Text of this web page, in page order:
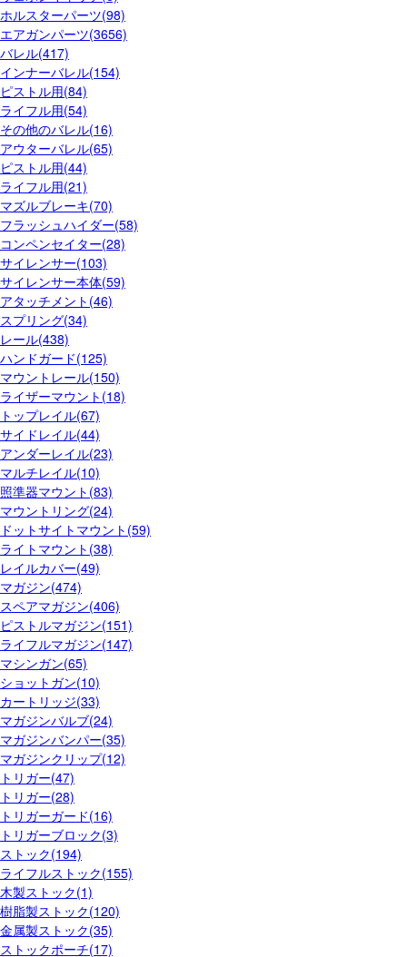
ホルスターパーツ(98)
エアガンパーツ(3656)
バレル(417)
インナーバレル(154)
ピストル用(84)
ライフル用(54)
その他のバレル(16)
アウターバレル(65)
ピストル用(44)
ライフル用(21)
マズルブレーキ(70)
フラッシュハイダー(58)
コンペンセイター(28)
サイレンサー(103)
サイレンサー本体(59)
アタッチメント(46)
スプリング(34)
レール(438)
ハンドガード(125)
マウントレール(150)
ライザーマウント(18)
トップレイル(67)
サイドレイル(44)
アンダーレイル(23)
マルチレイル(10)
照準器マウント(83)
マウントリング(24)
ドットサイトマウント(59)
ライトマウント(38)
レイルカバー(49)
マガジン(474)
スペアマガジン(406)
ピストルマガジン(151)
ライフルマガジン(147)
マシンガン(65)
ショットガン(10)
カートリッジ(33)
マガジンバルブ(24)
マガジンバンパー(35)
マガジンクリップ(12)
トリガー(47)
トリガー(28)
トリガーガード(16)
トリガーブロック(3)
ストック(194)
ライフルストック(155)
木製ストック(1)
樹脂製ストック(120)
金属製ストック(35)
ストックポーチ(17)